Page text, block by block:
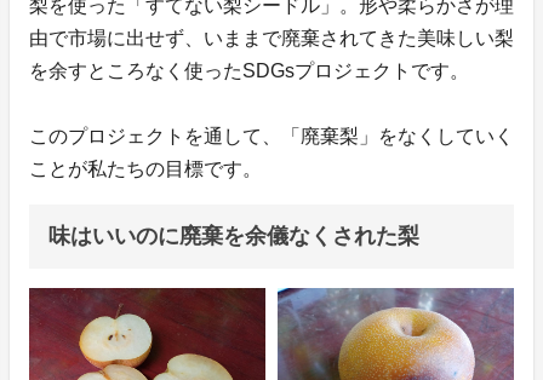
梨を使った「すてない梨シードル」。形や柔らかさが理
由で市場に出せず、いままで廃棄されてきた美味しい梨
を余すところなく使ったSDGsプロジェクトです。
このプロジェクトを通して、「廃棄梨」をなくしていく
ことが私たちの目標です。
味はいいのに廃棄を余儀なくされた梨